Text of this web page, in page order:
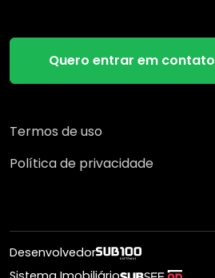
Quero entrar em contato
Termos de uso
Política de privacidade
Desenvolvedor